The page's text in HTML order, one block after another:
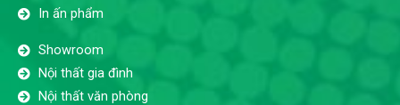
In ấn phẩm
Showroom
Nội thất gia đình
Nội thất văn phòng